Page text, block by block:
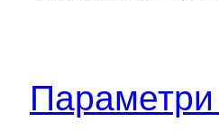
Параметри